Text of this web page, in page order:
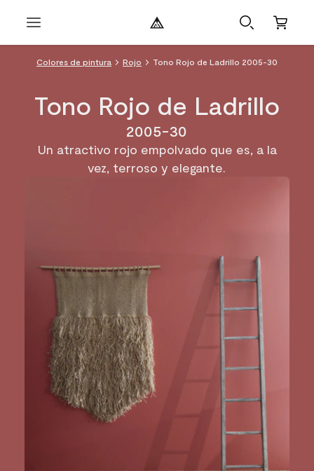
Colores de pintura Rojo Tono Rojo de Ladrillo 2005-30
Tono Rojo de Ladrillo
2005-30
Un atractivo rojo empolvado que es, a la
vez, terroso y elegante.